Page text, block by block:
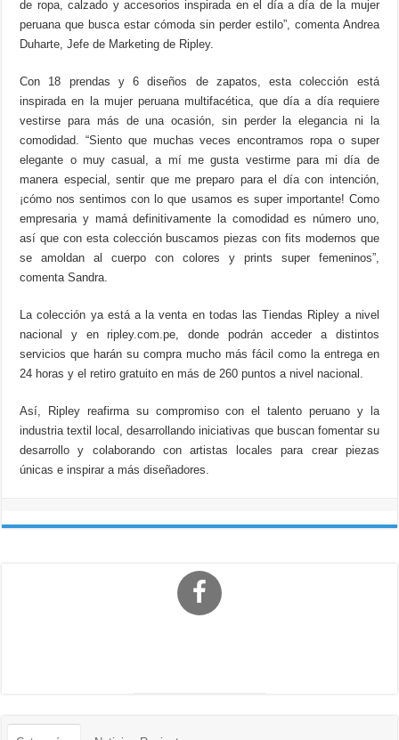
de ropa, calzado y accesorios inspirada en el día a día de la mujer
peruana que busca estar cómoda sin perder estilo”, comenta Andrea
Duharte, Jefe de Marketing de Ripley.
Con 18 prendas y 6 diseños de zapatos, esta colección está
inspirada en la mujer peruana multifacética, que día a día requiere
vestirse para más de una ocasión, sin perder la elegancia ni la
comodidad. “Siento que muchas veces encontramos ropa o super
elegante o muy casual, a mí me gusta vestirme para mi día de
manera especial, sentir que me preparo para el día con intención,
¡cómo nos sentimos con lo que usamos es super importante! Como
empresaria y mamá definitivamente la comodidad es número uno,
así que con esta colección buscamos piezas con fits modernos que
se amoldan al cuerpo con colores y prints super femeninos”,
comenta Sandra.
La colección ya está a la venta en todas las Tiendas Ripley a nivel
nacional y en ripley.com.pe, donde podrán acceder a distintos
servicios que harán su compra mucho más fácil como la entrega en
24 horas y el retiro gratuito en más de 260 puntos a nivel nacional.
Así, Ripley reafirma su compromiso con el talento peruano y la
industria textil local, desarrollando iniciativas que buscan fomentar su
desarrollo y colaborando con artistas locales para crear piezas
únicas e inspirar a más diseñadores.